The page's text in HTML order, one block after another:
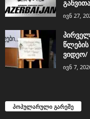
ივნ 27,
წლების
ვიდეო/
ივნ 7,
პოპულარული გარეშე